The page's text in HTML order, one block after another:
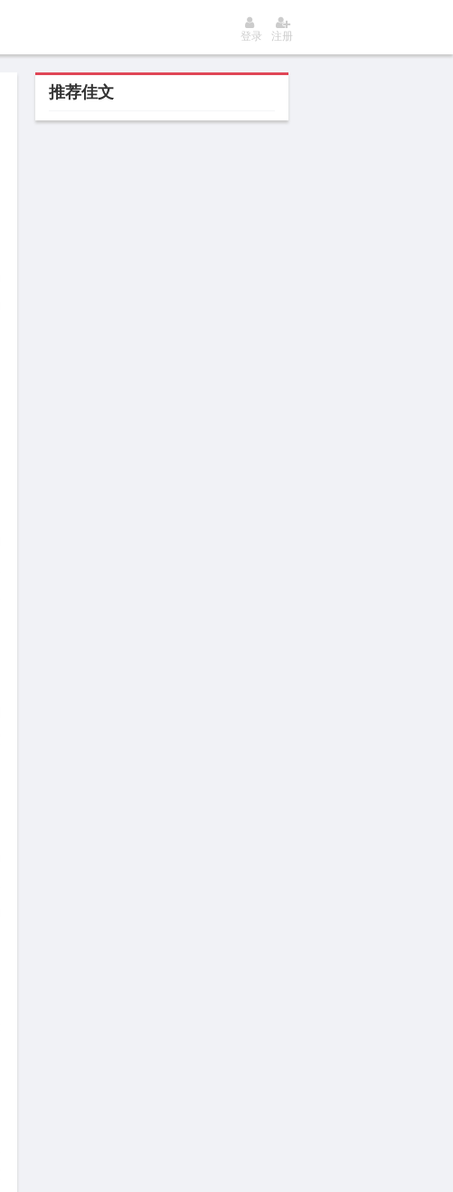
登录 注册
推荐佳文